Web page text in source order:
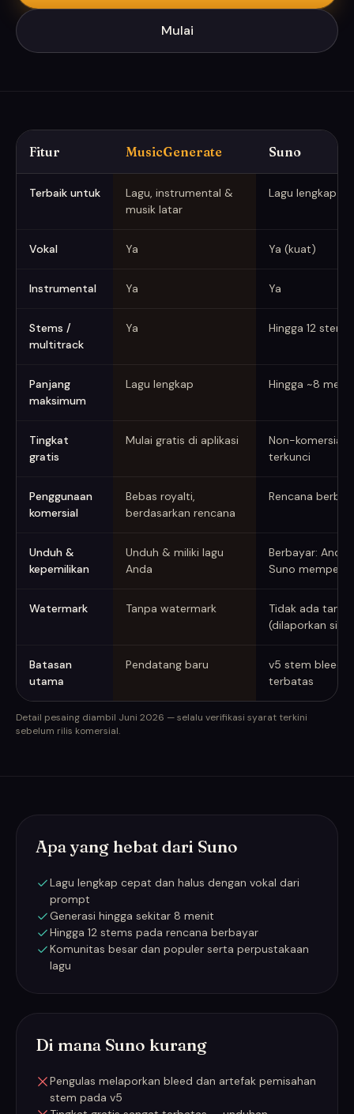
Mulai
Fitur MusicGenerate Suno
Terbaik untuk
Lagu, instrumental &
musik latar
Lagu lengkap
Vokal Ya Ya (kuat)
Instrumental Ya Ya
Stems /
multitrack
Ya Hingga 12 stems
Panjang
maksimum
Lagu lengkap Hingga ~8 menit
Tingkat
gratis
Mulai gratis di aplikasi
Non-komersial;
terkunci
Penggunaan
komersial
Bebas royalti,
berdasarkan rencana
Rencana
Unduh &
kepemilikan
Unduh & miliki lagu
Anda
Berbayar: Anda
Suno
Watermark Tanpa watermark
Tidak ada
(dilaporkan
Batasan
utama
Pendatang baru
v5 stem bleed;
terbatas
Detail pesaing diambil Juni 2026 — selalu verifikasi syarat terkini
sebelum rilis komersial.
Apa yang hebat dari Suno
Lagu lengkap cepat dan halus dengan vokal dari
prompt
Generasi hingga sekitar 8 menit
Hingga 12 stems pada rencana berbayar
Komunitas besar dan populer serta perpustakaan
lagu
Di mana Suno kurang
Pengulas melaporkan bleed dan artefak pemisahan
stem pada v5